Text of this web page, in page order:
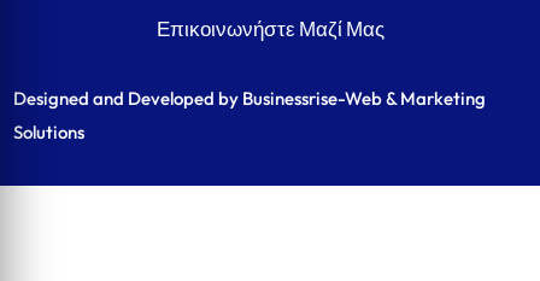
Επικοινωνήστε Μαζί Μας
Designed and Developed by Businessrise-Web & Marketing
Solutions